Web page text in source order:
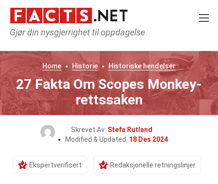
Gjør din nysgjerrighet til oppdagelse
Home Historie Historiske hendelser
27 Fakta Om Scopes Monkey-
rettssaken
Skrevet Av: Stefa Rutland
Modified & Updated: 18 Des 2024
Ekspertverifisert Redaksjonelle retningslinjer